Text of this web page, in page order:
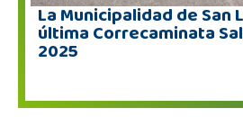
La Municipalidad de San
última Correcaminata
2025